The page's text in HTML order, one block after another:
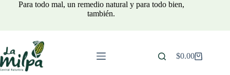
Para todo mal, un remedio natural y para todo bien,
también.
$0.00